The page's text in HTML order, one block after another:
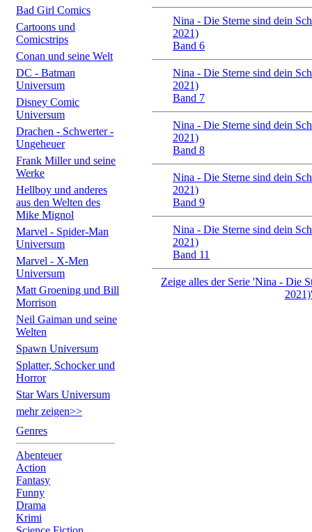
Bad Girl Comics
Cartoons und
Comicstrips
Conan und seine Welt
DC - Batman
Universum
Disney Comic
Universum
Drachen - Schwerter -
Ungeheuer
Frank Miller und seine
Werke
Hellboy und anderes
aus den Welten des
Mike Mignol
Marvel - Spider-Man
Universum
Marvel - X-Men
Universum
Matt Groening und Bill
Morrison
Neil Gaiman und seine
Welten
Spawn Universum
Splatter, Schocker und
Horror
Star Wars Universum
mehr zeigen>>
Genres
Abenteuer
Action
Fantasy
Funny
Drama
Krimi
Nina - Die Sterne sind dein
2021)
Band 6
Nina - Die Sterne sind dein
2021)
Band 7
Nina - Die Sterne sind dein
2021)
Band 8
Nina - Die Sterne sind dein
2021)
Band 9
Nina - Die Sterne sind dein
2021)
Band 11
Zeige alles der Serie 'Nina - Die
2021)'